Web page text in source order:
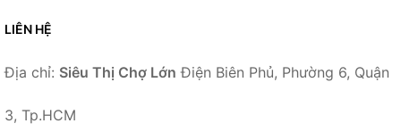
LIÊN HỆ
Địa chỉ: Siêu Thị Chợ Lớn Điện Biên Phủ, Phường 6, Quận
3, Tp.HCM